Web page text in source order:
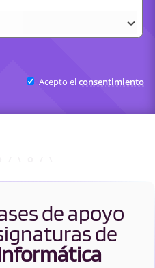
Acepto elconsentimiento
de apoyo
de